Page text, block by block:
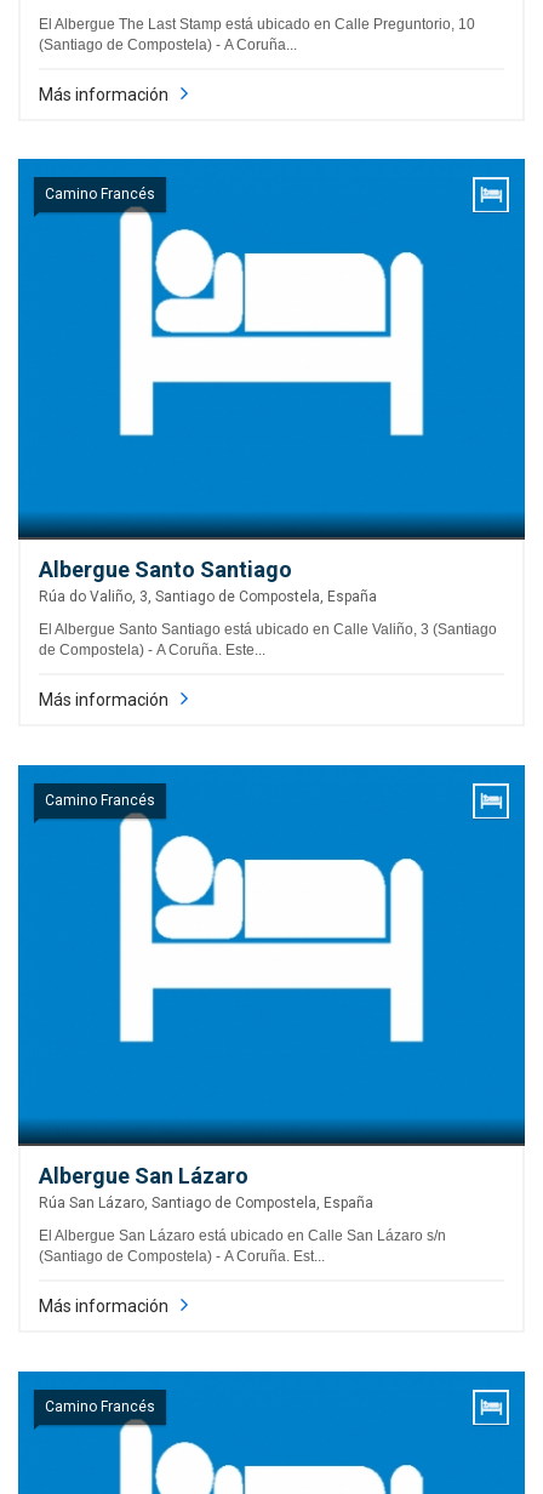
El Albergue The Last Stamp está ubicado en Calle Preguntorio, 10
(Santiago de Compostela) - A Coruña...
Más información
Camino Francés
Albergue Santo Santiago
Rúa do Valiño, 3, Santiago de Compostela, España
El Albergue Santo Santiago está ubicado en Calle Valiño, 3 (Santiago
de Compostela) - A Coruña. Este...
Más información
Camino Francés
Albergue San Lázaro
Rúa San Lázaro, Santiago de Compostela, España
El Albergue San Lázaro está ubicado en Calle San Lázaro s/n
(Santiago de Compostela) - A Coruña. Est...
Más información
Camino Francés